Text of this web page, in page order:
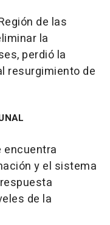
de las
la
perdió la
resurgimiento de
encuentra
y el sistema
de la